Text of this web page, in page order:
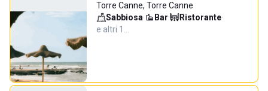
Torre Canne, Torre Canne
Sabbiosa· Bar· Ristorante·
e altri 1…